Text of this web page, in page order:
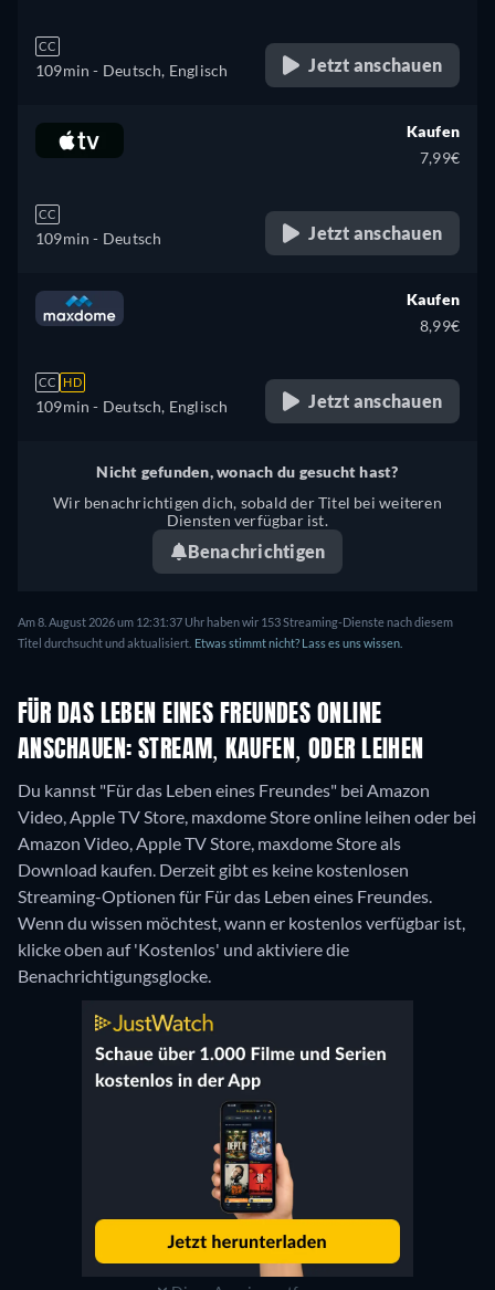
CC
109min - Deutsch, Englisch Jetzt anschauen
CC
109min - Deutsch
Kaufen
7,99€
Jetzt anschauen
CC HD
109min - Deutsch, Englisch
Kaufen
8,99€
Jetzt anschauen
Nicht gefunden, wonach du gesucht hast?
Wir benachrichtigen dich, sobald der Titel bei weiteren
Diensten verfügbar ist.
Benachrichtigen
Am 8. August 2026 um 12:31:37 Uhr haben wir 153 Streaming-Dienste nach diesem
Titel durchsucht und aktualisiert. Etwas stimmt nicht? Lass es uns wissen.
FÜR DAS LEBEN EINES FREUNDES ONLINE
ANSCHAUEN: STREAM, KAUFEN, ODER LEIHEN
Du kannst "Für das Leben eines Freundes" bei Amazon
Video, Apple TV Store, maxdome Store online leihen oder bei
Amazon Video, Apple TV Store, maxdome Store als
Download kaufen. Derzeit gibt es keine kostenlosen
Streaming-Optionen für Für das Leben eines Freundes.
Wenn du wissen möchtest, wann er kostenlos verfügbar ist,
klicke oben auf 'Kostenlos' und aktiviere die
Benachrichtigungsglocke.